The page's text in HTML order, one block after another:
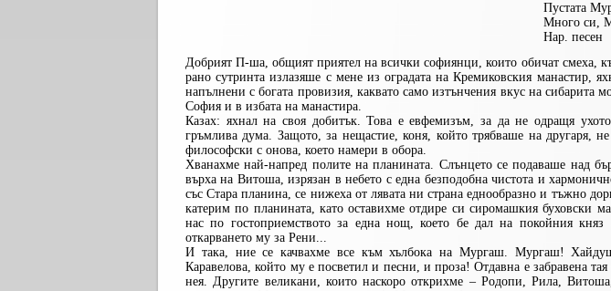
Пустата Мургаш
Много си, Мургаш,
Нар. песен
Добрият П-ша, общият приятел на всички софиянци, които обичат смеха,
рано сутринта излазяше с мене из оградата на Кремиковския манастир,
напълнени с богата провизия, каквато само изтънчения вкус на сибарита
София и в избата на манастира.
Казах: яхнал на своя добитък. Това е евфемизъм, за да не одращя
гръмлива дума. Защото, за нещастие, коня, който трябваше на другаря,
философски с онова, което намери в обора.
Хванахме най-напред полите на планината. Слънцето се подаваше над
върха на Витоша, изрязан в небето с една безподобна чистота и
със Стара планина, се нижеха от лявата ни страна еднообразно и тъжно
катерим по планината, като оставихме отдире си сиромашкия буховски
нас по гостоприемството за една нощ, което бе дал на покойния
откарването му за Рени...
И така, ние се качвахме все към хълбока на Мургаш. Мургаш!
Каравелова, който му е посветил и песни, и проза! Отдавна е забравена
нея. Другите великани, които наскоро открихме – Родопи, Рила,